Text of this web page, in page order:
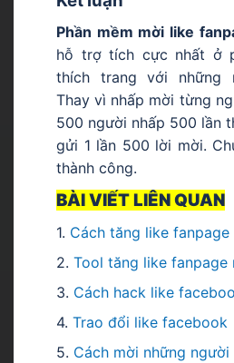
Phần mềm mời like
hỗ trợ tích cực nhất ở
thích trang với những
Thay vì nhấp mời từng
500 người nhấp 500 lần
gửi 1 lần 500 lời mời.
thành công.
BÀI VIẾT LIÊN QUAN
1. Cách tăng like fanpage
2. Tool tăng like fanpage
3. Cách hack like
4. Trao đổi like facebook
5. Cách mời những